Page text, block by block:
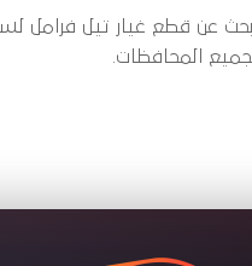
لجميع المحافظات.